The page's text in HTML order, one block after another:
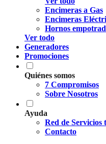
Encimeras a Gas
Encimeras
Hornos
Ver todo
Generadores
Promociones
Quiénes somos
7 Compromisos
Sobre Nosotros
Ayuda
Red de Servicios
Contacto